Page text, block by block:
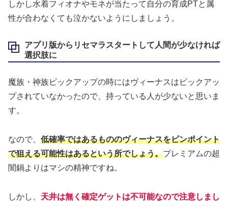
しかし水着フィオナやモネが当たって自分の育成PTと属
性が合わなくても泣かないようにしましょう。
アプリ版からリセマラスタートして人間が少なければ
選択肢に
魔族・神族ピックアップの時にはヴィーナスはピックアッ
プされていなかったので、持っている人が少ないと思いま
す。
なので、 低確率ではあるもののヴィーナスをピンポイント
で狙える可能性はあるという所でしょう。プレミアムの超
闇鍋よりはマシの精神ですね。
しかし、 天井は無く確定ゲットは不可能なので注意しまし